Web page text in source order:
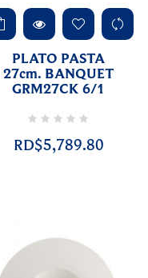
PLATO PASTA
27cm. BANQUET
GRM27CK 6/1
RD$5,789.80